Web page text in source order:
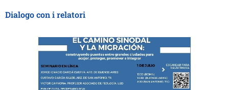
Dialogo con i relatori